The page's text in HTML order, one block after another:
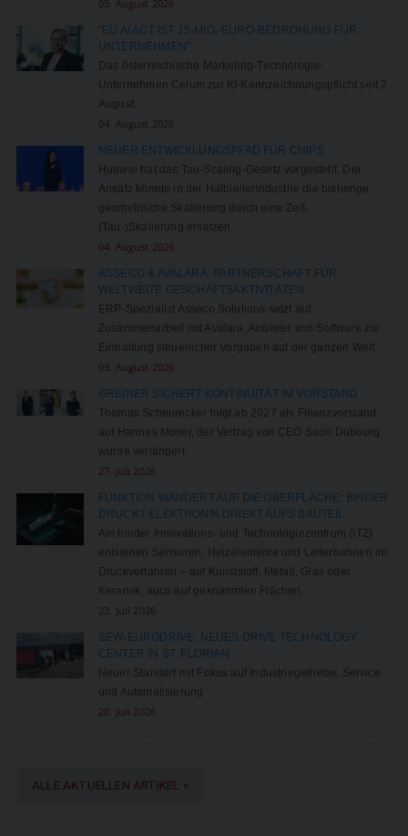
05. August 2026
"EU AI ACT IST 15-MIO.-EURO-BEDROHUNG FÜR
UNTERNEHMEN"
Das österreichische Marketing-Technologie-
Unternehmen Celum zur KI-Kennzeichnungspflicht seit 2.
August.
04. August 2026
NEUER ENTWICKLUNGSPFAD FÜR CHIPS
Huawei hat das Tau-Scaling-Gesetz vorgestellt. Der
Ansatz könnte in der Halbleiterindustrie die bisherige
geometrische Skalierung durch eine Zeit-
(Tau-)Skalierung ersetzen.
04. August 2026
ASSECO & AVALARA: PARTNERSCHAFT FÜR
WELTWEITE GESCHÄFTSAKTIVITÄTEN
ERP-Spezialist Asseco Solutions setzt auf
Zusammenarbeit mit Avalara, Anbieter von Software zur
Einhaltung steuerlicher Vorgaben auf der ganzen Welt.
03. August 2026
GREINER SICHERT KONTINUITÄT IM VORSTAND
Thomas Scheurecker folgt ab 2027 als Finanzvorstand
auf Hannes Moser, der Vertrag von CEO Saori Dubourg
wurde verlängert.
27. Juli 2026
FUNKTION WANDERT AUF DIE OBERFLÄCHE: BINDER
DRUCKT ELEKTRONIK DIREKT AUFS BAUTEIL
Am binder Innovations- und Technologiezentrum (ITZ)
entstehen Sensoren, Heizelemente und Leiterbahnen im
Druckverfahren – auf Kunststoff, Metall, Glas oder
Keramik, auch auf gekrümmten Flächen.
23. Juli 2026
SEW-EURODRIVE: NEUES DRIVE TECHNOLOGY
CENTER IN ST. FLORIAN
Neuer Standort mit Fokus auf Industriegetriebe, Service
und Automatisierung
20. Juli 2026
ALLE AKTUELLEN ARTIKEL »